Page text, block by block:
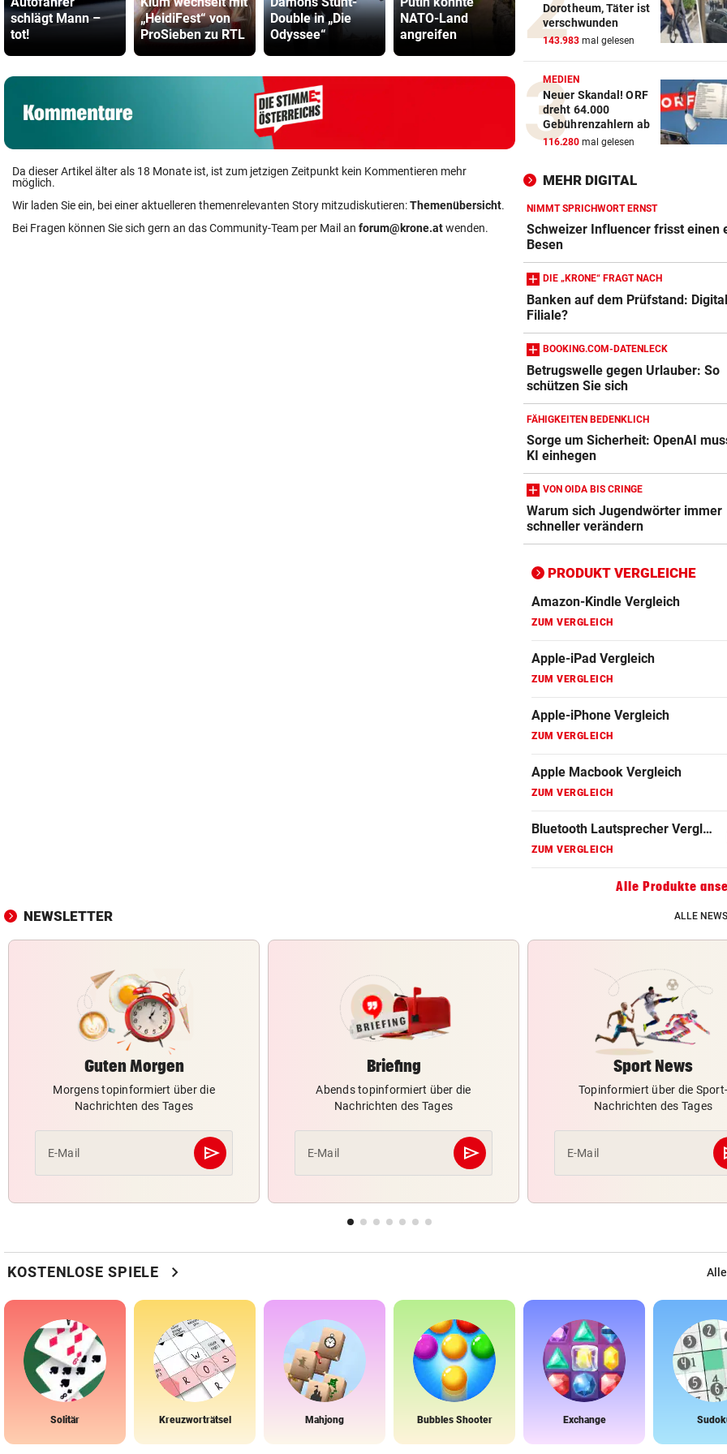
schlägt Mann –
tot!
„HeidiFest“ von
ProSieben zu RTL
Double in „Die
Odyssee“
NATO-Land
angreifen
Begräbnis
erhalten
Besucher
Festival
Da dieser Artikel älter als 18 Monate ist, ist zum jetzigen Zeitpunkt kein Kommentieren mehr
möglich.
Wir laden Sie ein, bei einer aktuelleren themenrelevanten Story mitzudiskutieren:Themenübersicht.
Bei Fragen können Sie sich gern an das Community-Team per Mail an forum@krone.atwenden.
URSACHE WOHL BEKANNT vor
Wohnungsbrand mitten in
Bewohner evakuiert
RÜCKSCHLAG VOR US OPEN vor
Sabalenka und Pegula in
früh ausgeschieden
OeSV-Duos bei Olympia-Test
Dorotheum, Täter ist
verschwunden
143.983 mal gelesen
MEDIEN
Neuer Skandal! ORF
dreht 64.000
Gebührenzahlern ab
116.280 mal gelesen
MEHR DIGITAL
NIMMT SPRICHWORT ERNST
Schweizer Influencer frisst einen
Besen
DIE „KRONE“ FRAGT NACH
Banken auf dem Prüfstand:
Filiale?
BOOKING.COM-DATENLECK
Betrugswelle gegen Urlauber: So
schützen Sie sich
FÄHIGKEITEN BEDENKLICH
Sorge um Sicherheit: OpenAI
KI einhegen
VON OIDA BIS CRINGE
Warum sich Jugendwörter immer
schneller verändern
PRODUKT VERGLEICHE
Amazon-Kindle Vergleich
ZUM VERGLEICH
Apple-iPad Vergleich
ZUM VERGLEICH
Apple-iPhone Vergleich
ZUM VERGLEICH
Apple Macbook Vergleich
ZUM VERGLEICH
DSL Speedtest
ZUM VERGLEICH
Fernseher Vergleich
ZUM VERGLEICH
Fritz Repeater Vergleich
ZUM VERGLEICH
Gaming Laptop Vergleich
ZUM VERGLEICH
Grafikkarten Vergleich
Alle Produkte
NEWSLETTER ALLE
Guten Morgen
Morgens topinformiert über die
Nachrichten des Tages
E-Mail send
Abschicken
Briefing
Abends topinformiert über die
Nachrichten des Tages
E-Mail send
Abschicken
Sport News
Topinformiert über die Sport-
Nachrichten des Tages
E-Mail
KOSTENLOSE SPIELE chevron_right
Solitär Kreuzworträtsel Mahjong Bubbles Shooter Exchange